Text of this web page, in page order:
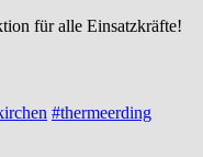
für alle Einsatzkräfte!
#thermeerding